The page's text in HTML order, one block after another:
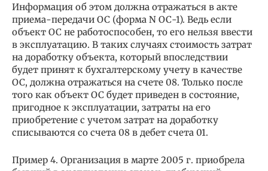
Информация об этом должна отражаться в акте
приема-передачи ОС (форма N ОС-1). Ведь если
объект ОС не работоспособен, то его нельзя ввести
в эксплуатацию. В таких случаях стоимость затрат
на доработку объекта, который впоследствии
будет принят к бухгалтерскому учету в качестве
ОС, должна отражаться на счете 08. Только после
того как объект ОС будет приведен в состояние,
пригодное к эксплуатации, затраты на его
приобретение с учетом затрат на доработку
списываются со счета 08 в дебет счета 01.
Пример 4. Организация в марте 2005 г. приобрела